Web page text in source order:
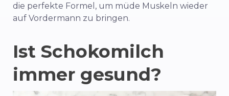
die perfekte Formel, um müde Muskeln wieder
auf Vordermann zu bringen.
Ist Schokomilch
immer gesund?